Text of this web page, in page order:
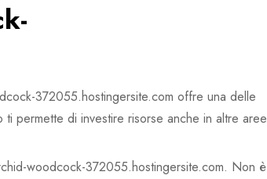
372055.hostingersite.com offre una delle
permette di investire risorse anche in altre aree
woodcock-372055.hostingersite.com. Non è